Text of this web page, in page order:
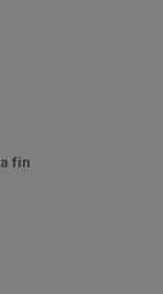
fin